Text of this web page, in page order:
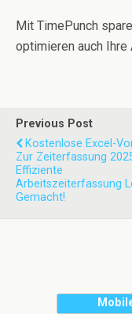
Mit TimePunch
optimieren auch Ihre
Previous Post
Kostenlose Excel-
Zur Zeiterfassung
Effiziente
Arbeitszeiterfassung
Gemacht!